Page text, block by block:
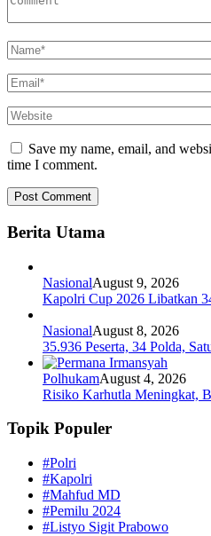
Save my name, email, and
time I comment.
Berita Utama
NasionalAugust 9, 2026
Kapolri Cup 2026 Libatkan
NasionalAugust 8, 2026
35.936 Peserta, 34 Polda,
PolhukamAugust 4, 2026
Risiko Karhutla Meningkat,
Topik Populer
#Polri
#Kapolri
#Mahfud MD
#Pemilu 2024
#Listyo Sigit Prabowo